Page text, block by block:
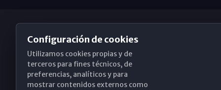
Obispado de Málaga
Configuración de cookies
Utilizamos cookies propias y de
terceros para fines técnicos, de
preferencias, analíticos y para
mostrar contenidos externos como